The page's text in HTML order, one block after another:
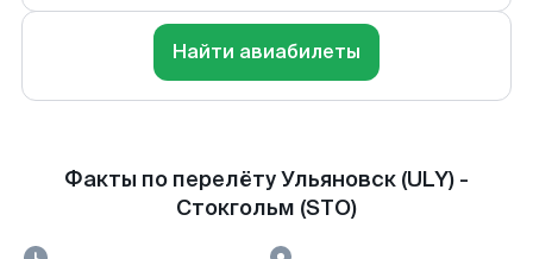
Найти авиабилеты
Факты по перелёту Ульяновск (ULY) -
Стокгольм (STO)